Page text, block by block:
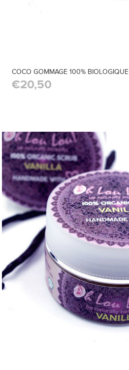
COCO GOMMAGE 100% BIOLOGIQUE
€20,50